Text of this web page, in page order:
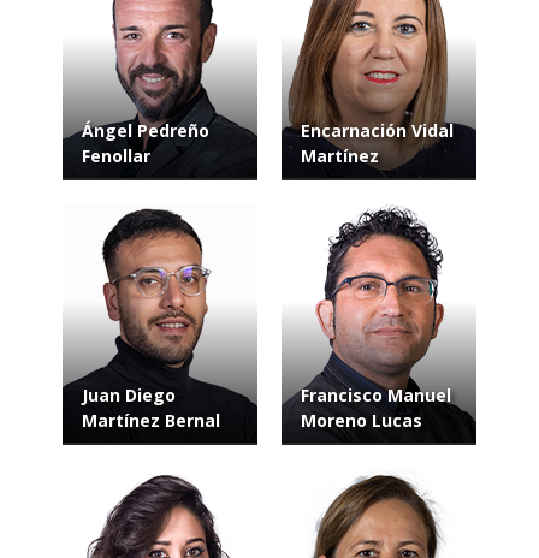
Ángel Pedreño
Fenollar
Encarnación Vidal
Martínez
Juan Diego
Martínez Bernal
Francisco Manuel
Moreno Lucas